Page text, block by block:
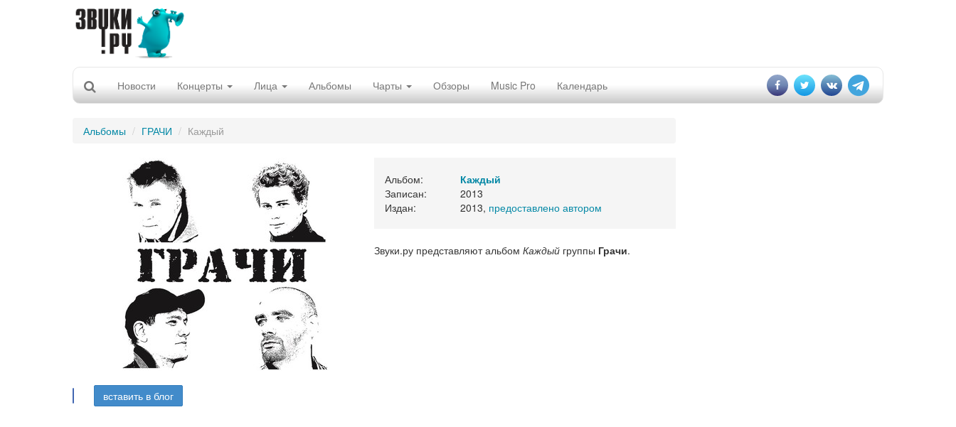
Новости Концерты Лица Альбомы Чарты Обзоры Music Pro Календарь
Альбомы ГРАЧИ Каждый
Альбом:
Каждый
Записан:
2013
Издан:
2013, предоставлено автором
Звуки.ру представляют альбом Каждыйгруппы Грачи.
вставить в блог